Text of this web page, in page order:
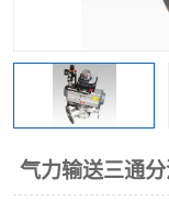
气力输送三通
粉体分路阀
管道换向器